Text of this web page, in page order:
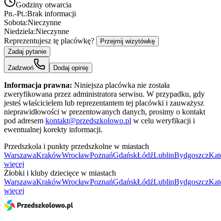
Godziny otwarcia
Pn.-Pt.:Brak informacji
Sobota:Nieczynne
Niedziela:Nieczynne
Reprezentujesz tę placówkę?
Przejmij wizytówkę
Zadaj pytanie
Zadzwoń Dodaj opinię
Informacja prawna: Niniejsza placówka nie została
zweryfikowana przez administratora serwisu. W przypadku, gdy
jesteś właścicielem lub reprezentantem tej placówki i zauważysz
nieprawidłowości w prezentowanych danych, prosimy o kontakt
pod adresem kontakt@przedszkolowo.pl w celu weryfikacji i
ewentualnej korekty informacji.
Przedszkola i punkty przedszkolne w miastach
WarszawaKrakówWrocławPoznańGdańskŁódźLublinBydgoszcz
więcej
Żłobki i kluby dziecięce w miastach
WarszawaKrakówWrocławPoznańGdańskŁódźLublinBydgoszcz
więcej